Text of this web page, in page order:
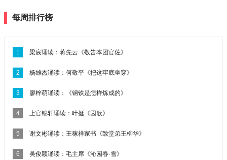
每周排行榜
1 梁宸诵读：蒋先云《敬告本团官佐》
2 杨雄杰诵读：何敬平《把这牢底坐穿》
3 廖梓萌诵读：《钢铁是怎样炼成的》
4 上官锦轩诵读：叶挺《囚歌》
5 谢文彬诵读：王稼祥家书《致堂弟王柳华》
6 吴俊颖诵读：毛主席《沁园春·雪》